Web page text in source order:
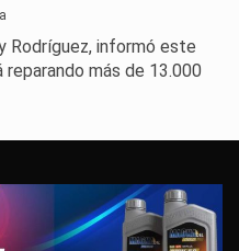
Rodríguez, informó este
más de 13.000